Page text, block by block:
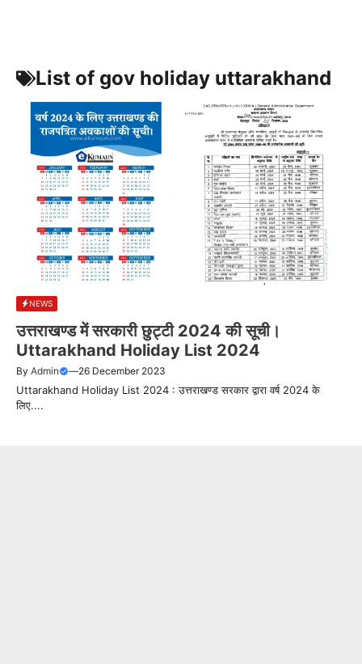
List of gov holiday uttarakhand
NEWS
उत्तराखण्ड में सरकारी छुट्टी 2024 की सूची।
Uttarakhand Holiday List 2024
By Admin —26 December 2023
Uttarakhand Holiday List 2024 : उत्तराखण्ड सरकार द्वारा वर्ष 2024 के
लिए....